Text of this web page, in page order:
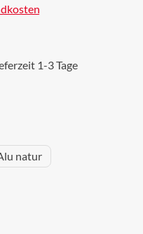
1-3 Tage
natur